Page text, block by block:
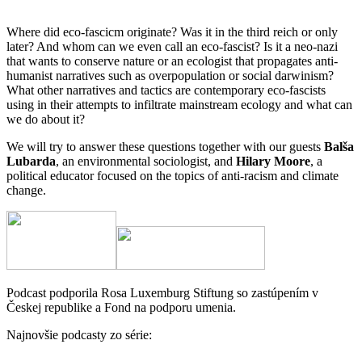
Where did eco-fascicm originate? Was it in the third reich or only
later? And whom can we even call an eco-fascist? Is it a neo-nazi
that wants to conserve nature or an ecologist that propagates anti-
humanist narratives such as overpopulation or social darwinism?
What other narratives and tactics are contemporary eco-fascists
using in their attempts to infiltrate mainstream ecology and what can
we do about it?
We will try to answer these questions together with our guests Balša
Lubarda, an environmental sociologist, and Hilary Moore, a
political educator focused on the topics of anti-racism and climate
change.
Podcast podporila Rosa Luxemburg Stiftung so zastúpením v
Českej republike a Fond na podporu umenia.
Najnovšie podcasty zo série: